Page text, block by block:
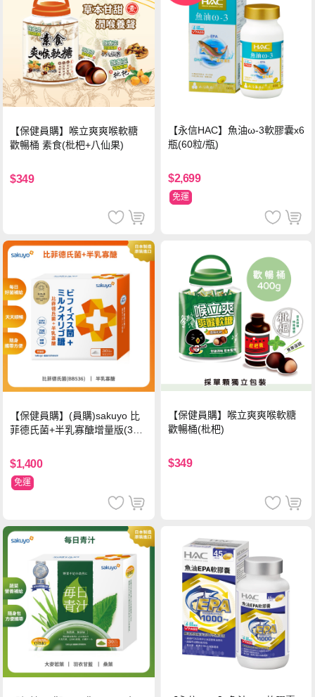
【保健員購】喉立爽爽喉軟糖
歡暢桶 素食(枇杷+八仙果)
$349
【永信HAC】魚油ω-3軟膠囊x6
瓶(60粒/瓶)
$2,699
免運
【保健員購】(員購)sakuyo 比
菲德氏菌+半乳寡醣增量版(30
$1,400
免運
【保健員購】喉立爽爽喉軟糖
歡暢桶(枇杷)
$349